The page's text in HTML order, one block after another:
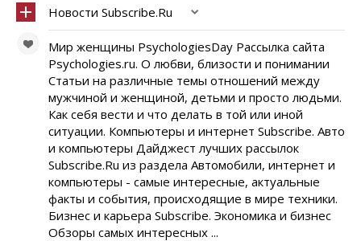
Новости Subscribe.Ru
Мир женщины PsychologiesDay Рассылка сайта
Psychologies.ru. О любви, близости и понимании
Статьи на различные темы отношений между
мужчиной и женщиной, детьми и просто людьми.
Как себя вести и что делать в той или иной
ситуации. Компьютеры и интернет Subscribe. Авто
и компьютеры Дайджест лучших рассылок
Subscribe.Ru из раздела Автомобили, интернет и
компьютеры - самые интересные, актуальные
факты и события, происходящие в мире техники.
Бизнес и карьера Subscribe. Экономика и бизнес
Обзоры самых интересных ...